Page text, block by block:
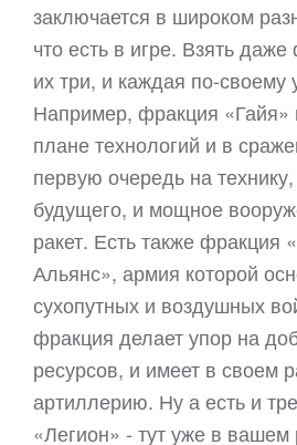
заключается в широком
что есть в игре. Взять
их три, и каждая по-своему
Например, фракция «Гайя»
плане технологий и в
первую очередь на
будущего, и мощное
ракет. Есть также фракция
Альянс», армия которой
сухопутных и воздушных
фракция делает упор на
ресурсов, и имеет в своем
артиллерию. Ну а есть и
«Легион» - тут уже в